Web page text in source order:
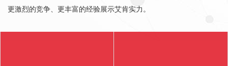
更激烈的竞争、更丰富的经验展示艾肯实力。